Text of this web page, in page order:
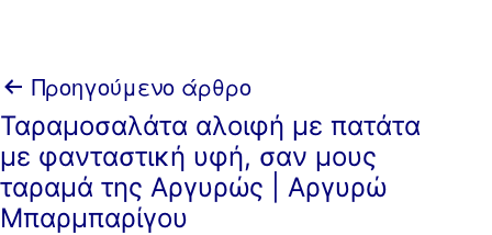
Πλοήγηση
άρθρων
Προηγούμενο άρθρο
Ταραμοσαλάτα αλοιφή με πατάτα
με φανταστική υφή, σαν μους
ταραμά της Αργυρώς | Αργυρώ
Μπαρμπαρίγου